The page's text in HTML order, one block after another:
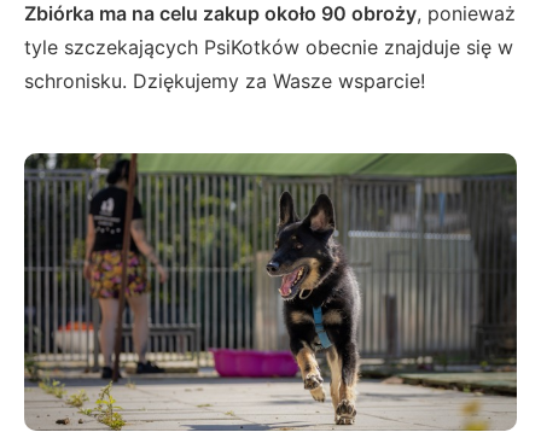
Zbiórka ma na celu zakup około 90 obroży, ponieważ
tyle szczekających PsiKotków obecnie znajduje się w
schronisku. Dziękujemy za Wasze wsparcie!